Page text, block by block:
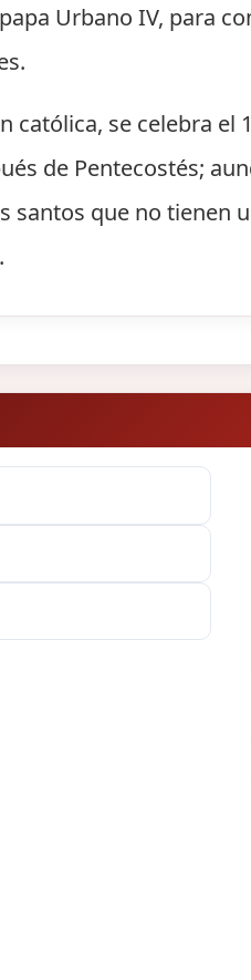
Urbano IV, para
católica, se celebra
de Pentecostés;
santos que no